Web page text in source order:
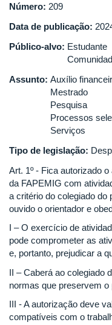
Número: 209
Data de publicação:
Público-alvo: Estudante
Assunto: Auxílio
Mestrado
Pesquisa
Processos
Serviços
Tipo de legislação:
Art. 1º - Fica autorizado
da FAPEMIG com
a critério do colegiado do
ouvido o orientador e
I – O exercício de
pode comprometer as
e, portanto, prejudicar a
II – Caberá ao colegiado
normas que preservem
III - A autorização deve
compatíveis com o